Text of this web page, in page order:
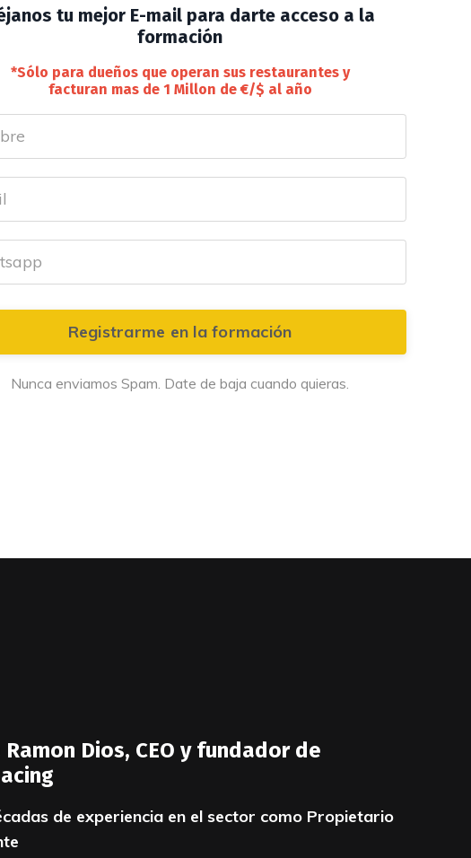
tu mejor E-mail para darte acceso a la
formación
*Sólo para dueños que operan sus restaurantes y
facturan mas de 1 Millon de €/$ al año
Registrarme en la formación
Nunca enviamos Spam. Date de baja cuando quieras.
Ramon Dios, CEO y fundador de
de experiencia en el sector como Propietario